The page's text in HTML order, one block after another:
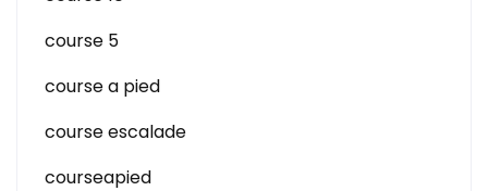
course 5
course a pied
course escalade
courseapied